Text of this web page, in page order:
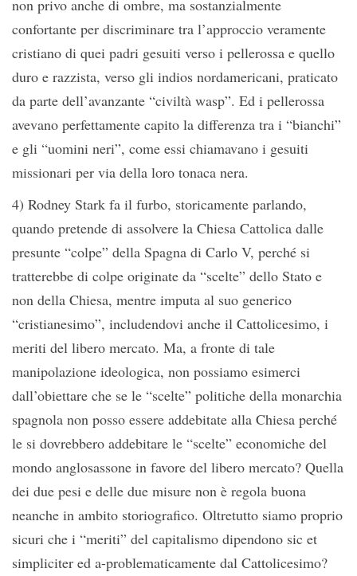
non privo anche di ombre, ma sostanzialmente
confortante per discriminare tra l’approccio veramente
cristiano di quei padri gesuiti verso i pellerossa e quello
duro e razzista, verso gli indios nordamericani, praticato
da parte dell’avanzante “civiltà wasp”. Ed i pellerossa
avevano perfettamente capito la differenza tra i “bianchi”
e gli “uomini neri”, come essi chiamavano i gesuiti
missionari per via della loro tonaca nera.
4) Rodney Stark fa il furbo, storicamente parlando,
quando pretende di assolvere la Chiesa Cattolica dalle
presunte “colpe” della Spagna di Carlo V, perché si
tratterebbe di colpe originate da “scelte” dello Stato e
non della Chiesa, mentre imputa al suo generico
“cristianesimo”, includendovi anche il Cattolicesimo, i
meriti del libero mercato. Ma, a fronte di tale
manipolazione ideologica, non possiamo esimerci
dall’obiettare che se le “scelte” politiche della monarchia
spagnola non posso essere addebitate alla Chiesa perché
le si dovrebbero addebitare le “scelte” economiche del
mondo anglosassone in favore del libero mercato? Quella
dei due pesi e delle due misure non è regola buona
neanche in ambito storiografico. Oltretutto siamo proprio
sicuri che i “meriti” del capitalismo dipendono sic et
simpliciter ed a-problematicamente dal Cattolicesimo?